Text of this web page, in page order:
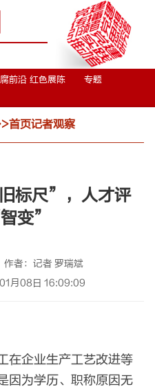
前沿 红色展陈
专题
首页记者观察
标尺”，人才评
变”
作者：记者 罗瑞斌
月08日 16:09:09
在企业生产工艺改进等
因为学历、职称原因无